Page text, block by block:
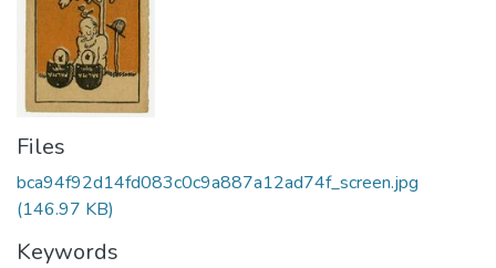
Files
bca94f92d14fd083c0c9a887a12ad74f_screen.jpg
(146.97 KB)
Keywords